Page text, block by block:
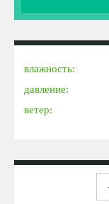
влажность:
давление:
ветер: